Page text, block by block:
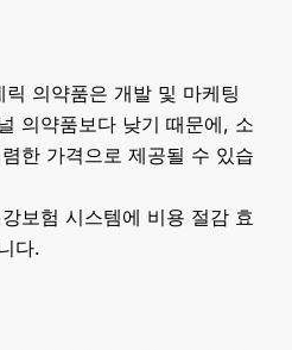
릭 의약품은 개발 및 마케팅
의약품보다 낮기 때문에, 소
한 가격으로 제공될 수 있습
보험 시스템에 비용 절감 효
다.